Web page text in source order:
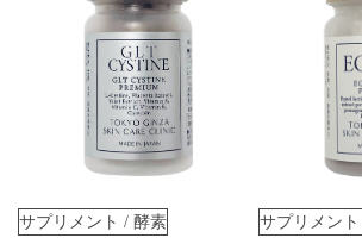
サプリメント / 酵素 サプリメン